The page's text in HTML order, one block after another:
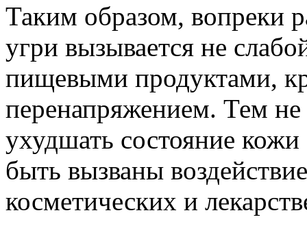
Таким образом, вопреки
угри вызывается не
пищевыми продуктами,
перенапряжением. Тем
ухудшать состояние
быть вызваны
косметических и